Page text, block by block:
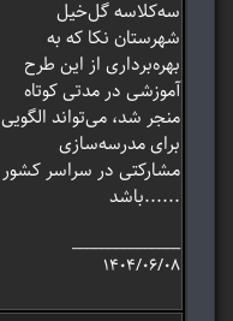
سه‌کلاسه گل‌خیل
شهرستان نکا که به
بهره‌برداری از این طرح
آموزشی در مدتی کوتاه
منجر شد، می‌تواند الگویی
برای مدرسه‌سازی
مشارکتی در سراسر کشور
باشد......
_______________
۱۴۰۴/۰۶/۰۸